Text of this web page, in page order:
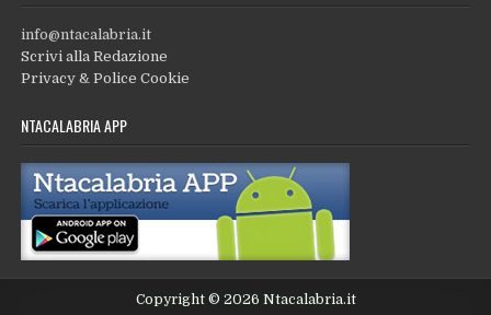
info@ntacalabria.it
Scrivi alla Redazione
Privacy & Police Cookie
NTACALABRIA APP
Copyright © 2026 Ntacalabria.it